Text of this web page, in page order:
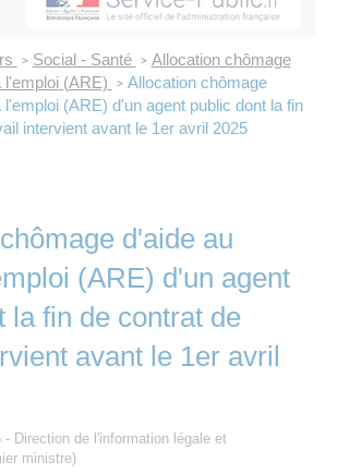
contacts
d’emploi de la communauté de
> Social - Santé > Allocation chômage
l'emploi (ARE) > Allocation chômage
l'emploi (ARE) d'un agent public dont la fin
intervient avant le 1er avril 2025
d'aide au
(ARE) d'un agent
la fin de contrat de
avant le 1er avril
Direction de l'information légale et
ministre)